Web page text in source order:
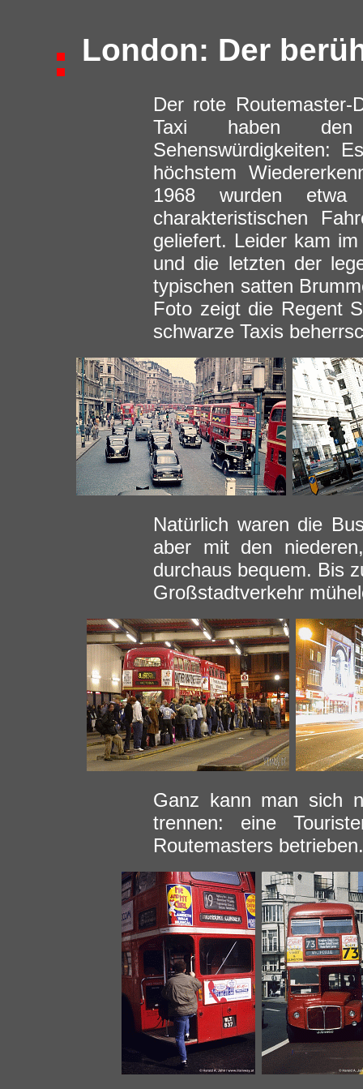
London: Der
Der rote Routemaster-
Taxi haben
Sehenswürdigkeiten:
höchstem
1968 wurden
charakteristischen
geliefert. Leider kam
und die letzten der
typischen satten
Foto zeigt die Regent
schwarze Taxis
Natürlich waren die
aber mit den
durchaus bequem. Bis
Großstadtverkehr
Ganz kann man sich
trennen: eine
Routemasters betrieben.